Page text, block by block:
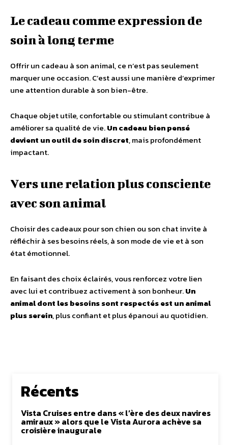
Le cadeau comme expression de
soin à long terme
Offrir un cadeau à son animal, ce n’est pas seulement
marquer une occasion. C’est aussi une manière d’exprimer
une attention durable à son bien-être.
Chaque objet utile, confortable ou stimulant contribue à
améliorer sa qualité de vie.Un cadeau bien pensé
devient un outil de soin discret, mais profondément
impactant.
Vers une relation plus consciente
avec son animal
Choisir des cadeaux pour son chien ou son chat invite à
réfléchir à ses besoins réels, à son mode de vie et à son
état émotionnel.
En faisant des choix éclairés, vous renforcez votre lien
avec lui et contribuez activement à son bonheur.Un
animal dont les besoins sont respectés est un animal
plus serein, plus confiant et plus épanoui au quotidien.
Récents
Vista Cruises entre dans « l’ère des deux navires
amiraux » alors que le Vista Aurora achève sa
croisière inaugurale